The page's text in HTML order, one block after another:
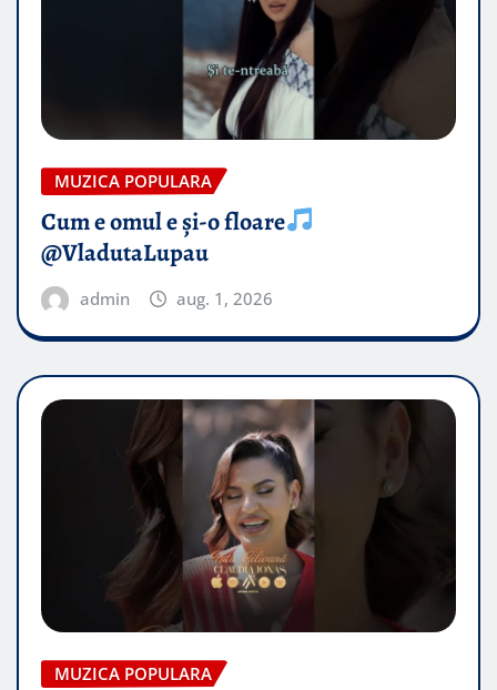
MUZICA POPULARA
Cum e omul e și-o floare
@VladutaLupau
admin aug. 1, 2026
MUZICA POPULARA